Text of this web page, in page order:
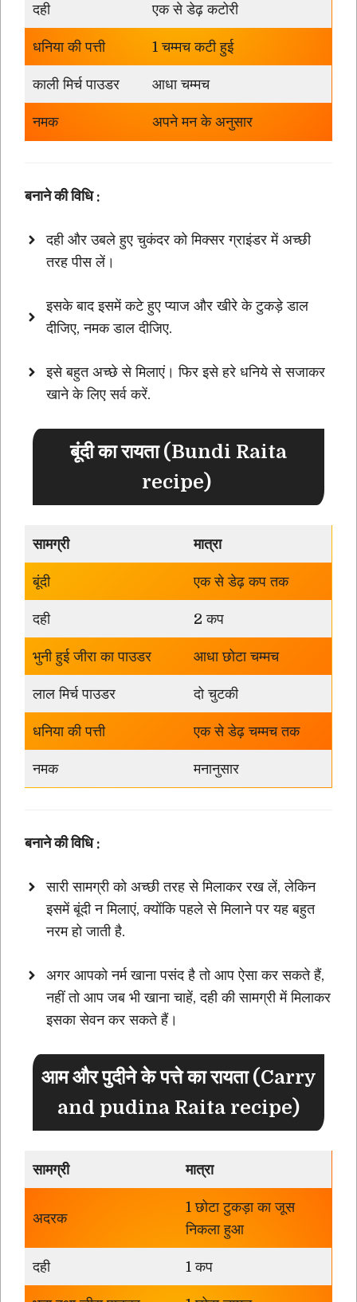
दही एक से डेढ़ कटोरी
धनिया की पत्ती 1 चम्मच कटी हुई
काली मिर्च पाउडर आधा चम्मच
नमक अपने मन के अनुसार
बनाने की विधि :
दही और उबले हुए चुकंदर को मिक्सर ग्राइंडर में अच्छी
तरह पीस लें।
इसके बाद इसमें कटे हुए प्याज और खीरे के टुकड़े डाल
दीजिए, नमक डाल दीजिए.
इसे बहुत अच्छे से मिलाएं। फिर इसे हरे धनिये से सजाकर
खाने के लिए सर्व करें.
बूंदी का रायता (Bundi Raita
recipe)
सामग्री मात्रा
बूंदी एक से डेढ़ कप तक
दही 2 कप
भुनी हुई जीरा का पाउडर आधा छोटा चम्मच
लाल मिर्च पाउडर दो चुटकी
धनिया की पत्ती एक से डेढ़ चम्मच तक
नमक मनानुसार
बनाने की विधि :
सारी सामग्री को अच्छी तरह से मिलाकर रख लें, लेकिन
इसमें बूंदी न मिलाएं, क्योंकि पहले से मिलाने पर यह बहुत
नरम हो जाती है.
अगर आपको नर्म खाना पसंद है तो आप ऐसा कर सकते हैं,
नहीं तो आप जब भी खाना चाहें, दही की सामग्री में मिलाकर
इसका सेवन कर सकते हैं।
आम और पुदीने के पत्ते का रायता (Carry
and pudina Raita recipe)
सामग्री मात्रा
अदरक
1 छोटा टुकड़ा का जूस
निकला हुआ
दही 1 कप